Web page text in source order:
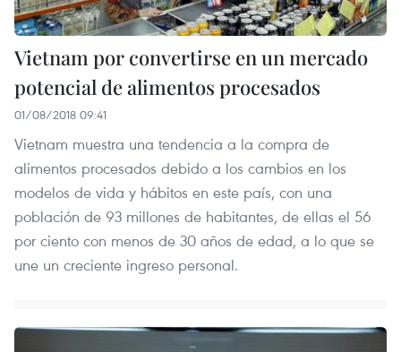
Vietnam por convertirse en un mercado
potencial de alimentos procesados
01/08/2018 09:41
Vietnam muestra una tendencia a la compra de
alimentos procesados debido a los cambios en los
modelos de vida y hábitos en este país, con una
población de 93 millones de habitantes, de ellas el 56
por ciento con menos de 30 años de edad, a lo que se
une un creciente ingreso personal.